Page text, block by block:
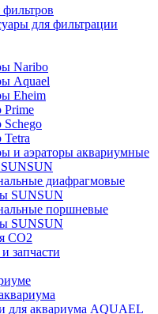
для фильтрации
Naribo
Aquael
Eheim
Prime
Schego
Tetra
и аэраторы аквариумные
диафрагмовые
SUNSUN
поршневые
SUNSUN
CO2
запчасти
для аквариума AQUAEL